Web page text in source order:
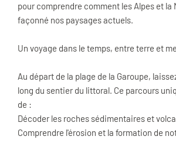
pour comprendre comment les Alpes et la
façonné nos paysages actuels.
Un voyage dans le temps, entre terre et
Au départ de la plage de la Garoupe,
long du sentier du littoral. Ce parcours
de :
Décoder les roches sédimentaires et
Comprendre l'érosion et la formation de